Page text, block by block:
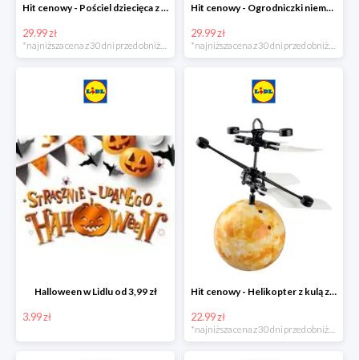
Hit cenowy - Pościel dziecięca z biobawełny renforcé
29.99 zł
Hit cenowy - Ogrodniczki niemowlęce
29.99 zł
Halloween w Lidlu od 3,99 zł
3.99 zł
Hit cenowy - Helikopter z kulą z podświetleniem LED
22.99 zł
*najniższa cena z 30 dni przed obniżką